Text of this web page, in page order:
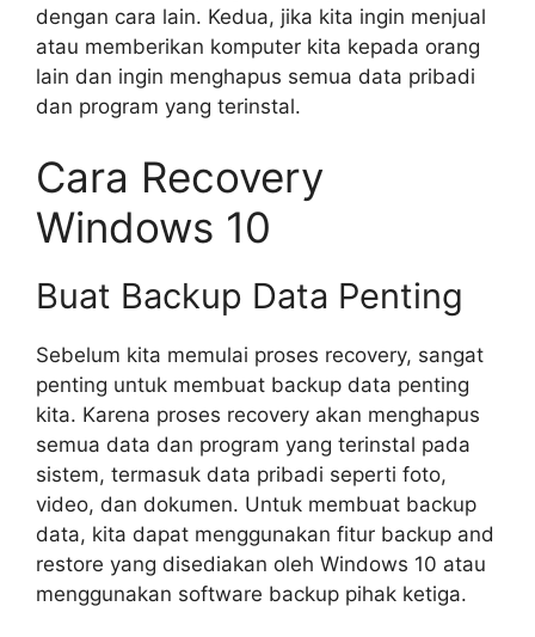
dengan cara lain. Kedua, jika kita ingin menjual
atau memberikan komputer kita kepada orang
lain dan ingin menghapus semua data pribadi
dan program yang terinstal.
Cara Recovery
Windows 10
Buat Backup Data Penting
Sebelum kita memulai proses recovery, sangat
penting untuk membuat backup data penting
kita. Karena proses recovery akan menghapus
semua data dan program yang terinstal pada
sistem, termasuk data pribadi seperti foto,
video, dan dokumen. Untuk membuat backup
data, kita dapat menggunakan fitur backup and
restore yang disediakan oleh Windows 10 atau
menggunakan software backup pihak ketiga.